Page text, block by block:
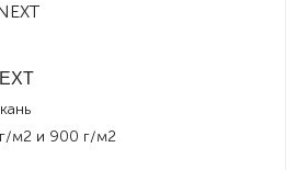
м2 и 900 г/м2